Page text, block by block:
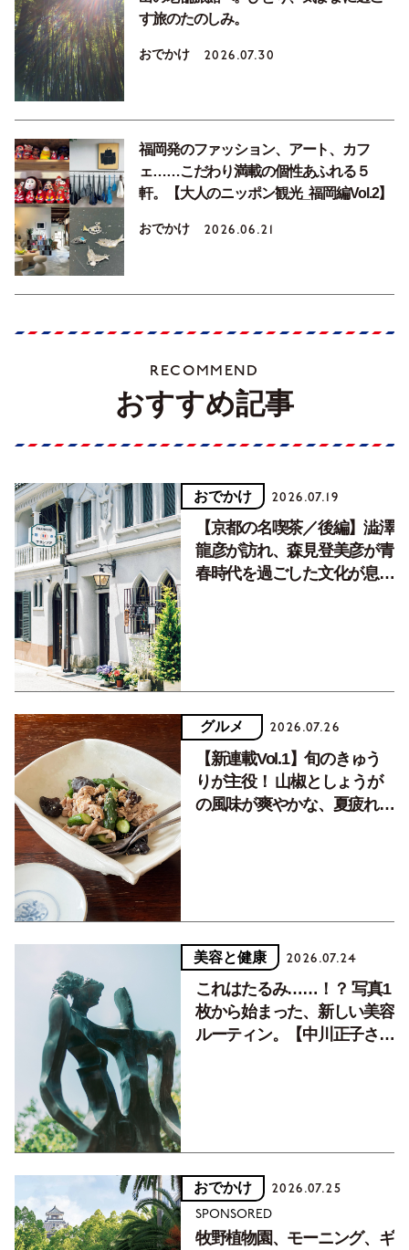
す旅のたのしみ。
おでかけ 2026.07.30
福岡発のファッション、アート、カフ
ェ……こだわり満載の個性あふれる５
軒。【大人のニッポン観光_福岡編Vol.2】
おでかけ 2026.06.21
RECOMMEND
おすすめ記事
おでかけ 2026.07.19
【京都の名喫茶／後編】澁澤
龍彦が訪れ、森見登美彦が青
春時代を過ごした文化が息づ
グルメ 2026.07.26
【新連載Vol.1】旬のきゅう
りが主役！ 山椒としょうが
の風味が爽やかな、夏疲れを
美容と健康 2026.07.24
これはたるみ……！？ 写真1
枚から始まった、新しい美容
ルーティン。【中川正子さん
おでかけ 2026.07.25
SPONSORED
牧野植物園、モーニング、ギ